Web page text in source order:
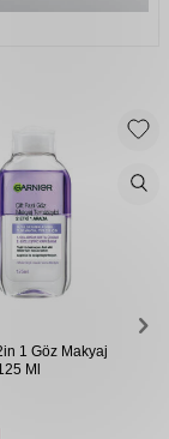
1 Göz Makyaj
Ml